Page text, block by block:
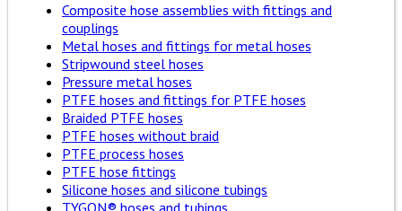
Composite hose assemblies with fittings and
couplings
Metal hoses and fittings for metal hoses
Stripwound steel hoses
Pressure metal hoses
PTFE hoses and fittings for PTFE hoses
Braided PTFE hoses
PTFE hoses without braid
PTFE process hoses
PTFE hose fittings
Silicone hoses and silicone tubings